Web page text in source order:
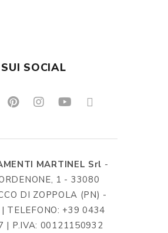
SOCIAL
MARTINEL Srl -
1 - 33080
DI ZOPPOLA (PN) -
TELEFONO: +39 0434
| P.IVA: 00121150932